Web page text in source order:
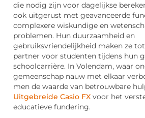
die nodig zijn voor dagelijkse
ook uitgerust met geavanceerde
complexere wiskundige en
problemen. Hun duurzaamheid en
gebruiksvriendelijkheid maken ze
partner voor studenten tijdens hun
schoolcarrière. In Volendam, waar
gemeenschap nauw met elkaar
men de waarde van betrouwbare
Uitgebreide Casio FX voor het
educatieve fundering.